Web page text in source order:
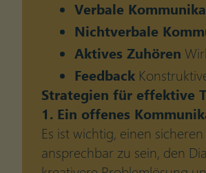
Verbale
Nichtverbale
Aktives Zuhören
Feedback
Strategien für effektive
1. Ein offenes
Es ist wichtig, einen
ansprechbar zu sein, den